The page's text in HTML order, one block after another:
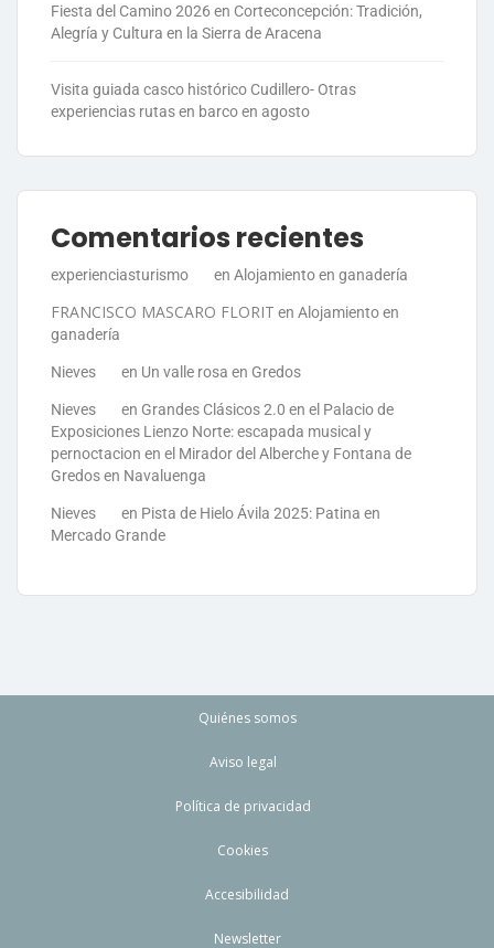
Fiesta del Camino 2026 en Corteconcepción: Tradición,
Alegría y Cultura en la Sierra de Aracena
Visita guiada casco histórico Cudillero- Otras
experiencias rutas en barco en agosto
Comentarios recientes
experienciasturismo en Alojamiento en ganadería
FRANCISCO MASCARO FLORIT en Alojamiento en
ganadería
Nieves en Un valle rosa en Gredos
Nieves en Grandes Clásicos 2.0 en el Palacio de
Exposiciones Lienzo Norte: escapada musical y
pernoctacion en el Mirador del Alberche y Fontana de
Gredos en Navaluenga
Nieves en Pista de Hielo Ávila 2025: Patina en
Mercado Grande
Quiénes somos
Aviso legal
Política de privacidad
Cookies
Accesibilidad
Newsletter